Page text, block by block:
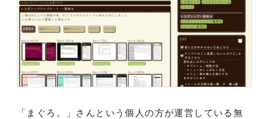
「まぐろ。」さんという個人の方が運営している無